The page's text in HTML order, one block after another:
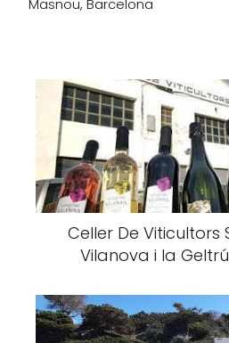
Masnou, Barcelona
Celler De Viticultors
Vilanova i la